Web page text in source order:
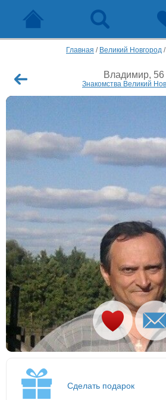
Главная / Великий Новгород /
Владимир, 56
Знакомства Великий
Сделать подарок